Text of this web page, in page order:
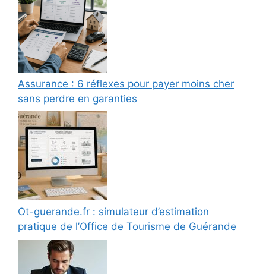
Assurance : 6 réflexes pour payer moins cher
sans perdre en garanties
Ot-guerande.fr : simulateur d’estimation
pratique de l’Office de Tourisme de Guérande